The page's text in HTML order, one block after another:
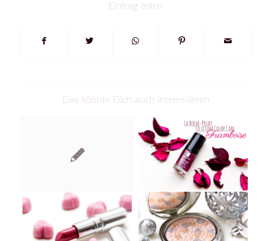
Eintrag teilen
Das könnte Dich auch interessieren